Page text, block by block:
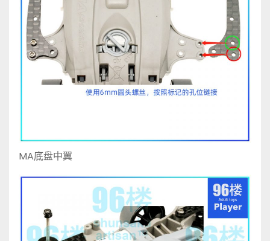
MA底盘中翼